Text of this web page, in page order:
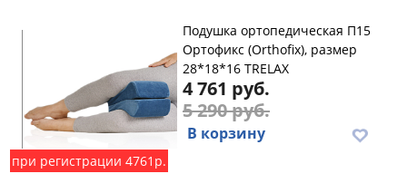
при регистрации 4761р.
Подушка ортопедическая П15
Ортофикс (Orthofix), размер
28*18*16 TRELAX
4 761 руб.
5 290 руб.
В корзину